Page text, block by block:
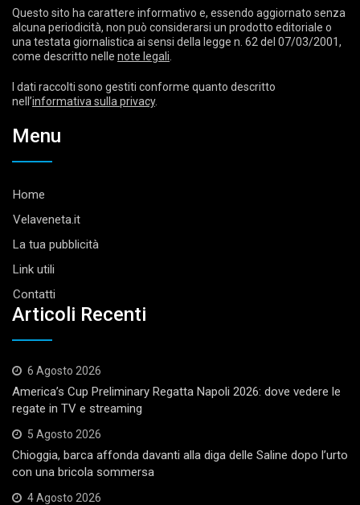
Questo sito ha carattere informativo e, essendo aggiornato senza
alcuna periodicità, non può considerarsi un prodotto editoriale o
una testata giornalistica ai sensi della legge n. 62 del 07/03/2001,
come descritto nelle note legali
I dati raccolti sono gestiti conforme quanto descritto
nell’informativa sulla privacy.
Menu
Home
Velaveneta.it
La tua pubblicità
Link utili
Contatti
Articoli Recenti
6 Agosto 2026
America’s Cup Preliminary Regatta Napoli 2026: dove vedere le
regate in TV e streaming
5 Agosto 2026
Chioggia, barca affonda davanti alla diga delle Saline dopo l’urto
con una bricola sommersa
4 Agosto 2026